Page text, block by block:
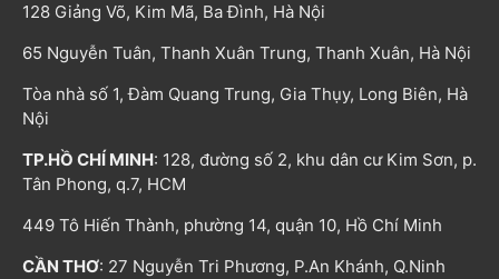
128 Giảng Võ, Kim Mã, Ba Đình, Hà Nội
65 Nguyễn Tuân, Thanh Xuân Trung, Thanh Xuân, Hà Nội
Tòa nhà số 1, Đàm Quang Trung, Gia Thụy, Long Biên, Hà
Nội
TP.HỒ CHÍ MINH: 128, đường số 2, khu dân cư Kim Sơn, p.
Tân Phong, q.7, HCM
449 Tô Hiến Thành, phường 14, quận 10, Hồ Chí Minh
CẦN THƠ: 27 Nguyễn Tri Phương, P.An Khánh, Q.Ninh